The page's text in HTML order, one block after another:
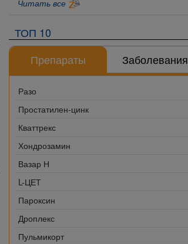
Читать все
ТОП 10
Препараты
Заболевания
Разо
Простатилен-цинк
Кваттрекс
Хондрозамин
Вазар Н
L-ЦЕТ
Пароксин
Дроплекс
Пульмикорт